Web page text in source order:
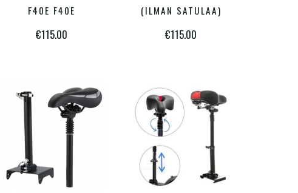
F40E F40E
€115.00
(ILMAN SATULAA)
€115.00